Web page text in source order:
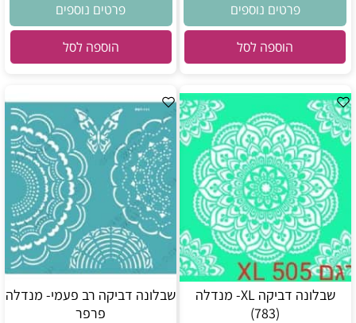
פרטים נוספים
הוספה לסל
פרטים נוספים
הוספה לסל
שבלונה דביקה XL- מנדלה
(783)
שבלונה דביקה רב פעמי- מנדלה
פרפר